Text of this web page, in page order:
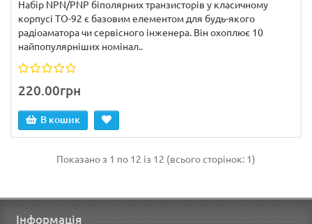
Набір NPN/PNP біполярних транзисторів у класичному
корпусі TO-92 є базовим елементом для будь-якого
радіоаматора чи сервісного інженера. Він охоплює 10
найпопулярніших номінал..
220.00грн
В кошик
Показано з 1 по 12 із 12 (всього сторінок: 1)
Інформація